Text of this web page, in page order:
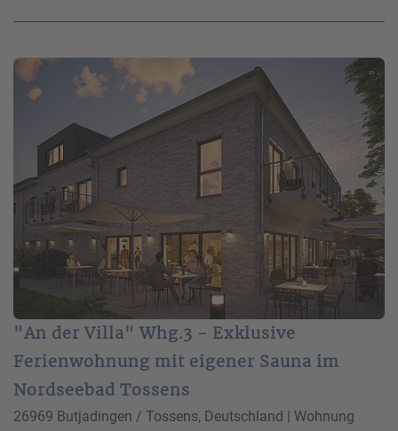
"An der Villa" Whg.3 - Exklusive
Ferienwohnung mit eigener Sauna im
Nordseebad Tossens
26969 Butjadingen / Tossens, Deutschland | Wohnung